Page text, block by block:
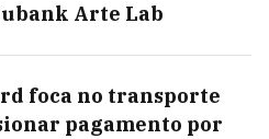
Arte Lab
foca no transporte
pagamento por